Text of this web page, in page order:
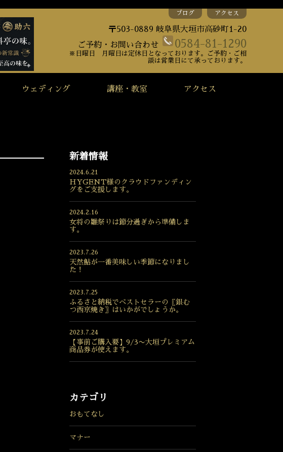
ブログ アクセス
〒503-0889 岐阜県大垣市高砂町1-20
ご予約・お問い合わせ
0584-81-1290
※日曜日 月曜日は定休日となっております。ご予約・ご相
談は営業日にて承っております。
ウェディング 講座・教室 アクセス
新着情報
2024.6.21
HYGENT様のクラウドファンディン
グをご支援します。
2024.2.16
女将の雛祭りは節分過ぎから準備しま
す。
2023.7.26
天然鮎が一番美味しい季節になりまし
た！
2023.7.25
ふるさと納税でベストセラーの〖銀む
つ西京焼き〗はいかがでしょうか。
2023.7.24
【事前ご購入要】9/3〜大垣プレミアム
商品券が使えます。
カテゴリ
おもてなし
マナー